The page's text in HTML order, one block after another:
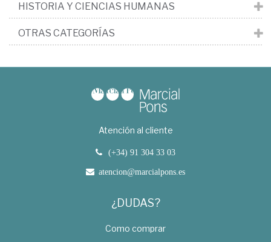
HISTORIA Y CIENCIAS HUMANAS
OTRAS CATEGORÍAS
Atención al cliente
(+34) 91 304 33 03
atencion@marcialpons.es
¿DUDAS?
Como comprar